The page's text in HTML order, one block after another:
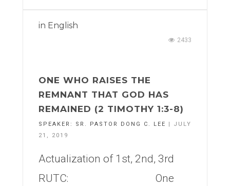
in English
2433
ONE WHO RAISES THE
REMNANT THAT GOD HAS
REMAINED (2 TIMOTHY 1:3-8)
SPEAKER: SR. PASTOR DONG C. LEE
| JULY
21, 2019
Actualization of 1st, 2nd, 3rd
RUTC: One